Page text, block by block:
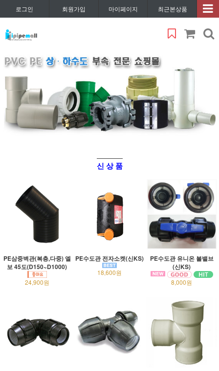
로그인 회원가입 마이페이지 최근본상품
신 상 품
PE삼중벽관(복층,다중) 엘
보 45도(D150~D1000)
24,900원
PE수도관 전자소켓(신KS)
18,600원
PE수도관 유니온 볼밸브
(신KS)
8,000원